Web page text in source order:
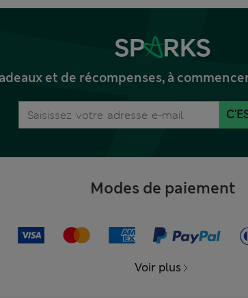
et de récompenses, à
Modes de paiement
Voir plus